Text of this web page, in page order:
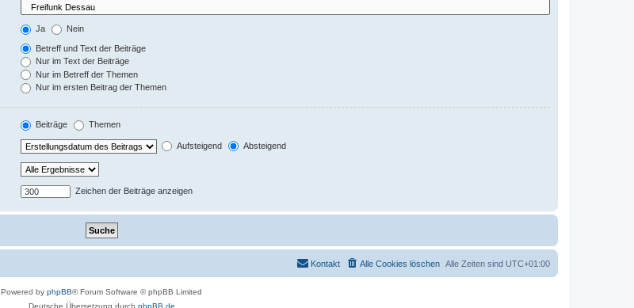
Ja Nein
Betreff und Text der Beiträge
Nur im Text der Beiträge
Nur im Betreff der Themen
Nur im ersten Beitrag der Themen
Beiträge Themen
Aufsteigend Absteigend
Zeichen der Beiträge anzeigen
Alle Zeiten sind UTC+01:00
Alle Cookies löschen
Kontakt
Powered by phpBB® Forum Software © phpBB Limited
Deutsche Übersetzung durch phpBB.de